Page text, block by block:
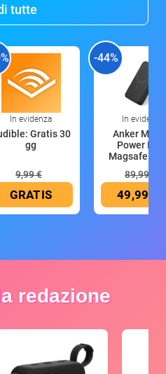
tutte
In evidenza
Gratis 30
gg
9,99 €
GRATIS
-44%
In evidenza
Anker
Power
Magsafe
89,99 €
49,99 €
redazione